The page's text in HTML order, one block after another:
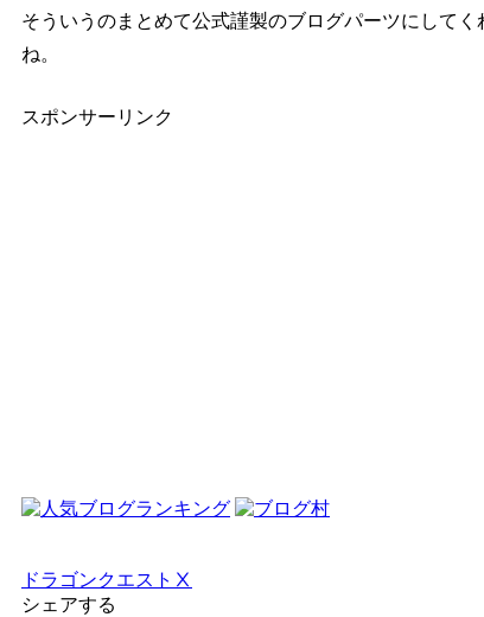
そういうのまとめて公式謹製のブログパーツにして
ね。
スポンサーリンク
ドラゴンクエストⅩ
シェアする